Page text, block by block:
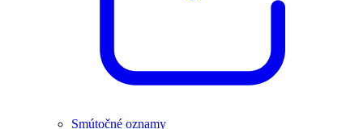
Smútočné oznamy